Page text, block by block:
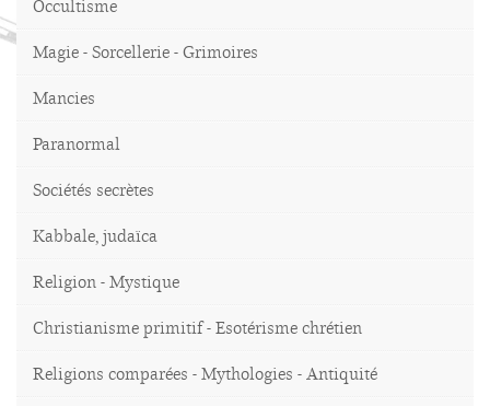
Occultisme
Magie - Sorcellerie - Grimoires
Mancies
Paranormal
Sociétés secrètes
Kabbale, judaïca
Religion - Mystique
Christianisme primitif - Esotérisme chrétien
Religions comparées - Mythologies - Antiquité